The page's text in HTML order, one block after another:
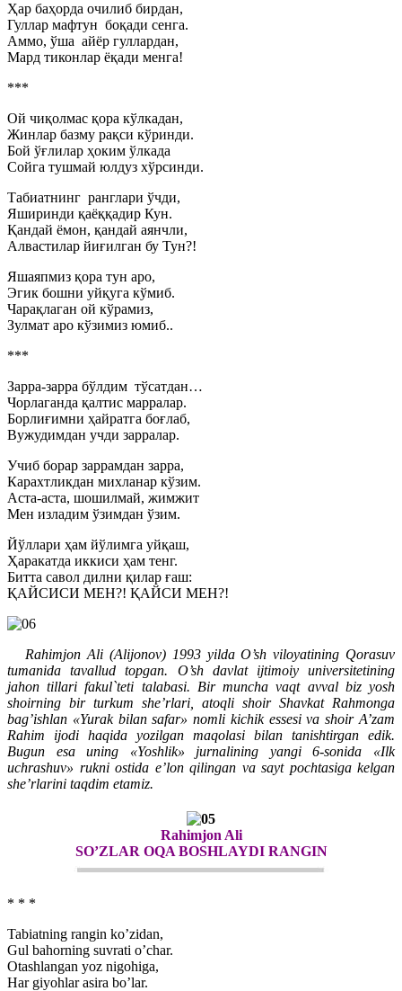
Ҳар баҳорда очилиб бирдан,
Гуллар мафтун боқади сенга.
Аммо, ўша айёр гуллардан,
Мард тиконлар ёқади менга!
***
Ой чиқолмас қора кўлкадан,
Жинлар базму рақси кўринди.
Бой ўғлилар ҳоким ўлкада
Сойга тушмай юлдуз хўрсинди.
Табиатнинг ранглари ўчди,
Яширинди қаёққадир Кун.
Қандай ёмон, қандай аянчли,
Алвастилар йиғилган бу Тун?!
Яшаяпмиз қора тун аро,
Эгик бошни уйқуга кўмиб.
Чарақлаган ой кўрамиз,
Зулмат аро кўзимиз юмиб..
***
Зарра-зарра бўлдим тўсатдан…
Чорлаганда қалтис марралар.
Борлиғимни ҳайратга боғлаб,
Вужудимдан учди зарралар.
Учиб борар заррамдан зарра,
Карахтликдан михланар кўзим.
Аста-аста, шошилмай, жимжит
Мен изладим ўзимдан ўзим.
Йўллари ҳам йўлимга уйқаш,
Ҳаракатда иккиси ҳам тенг.
Битта савол дилни қилар ғаш:
ҚАЙСИСИ МЕН?! ҚАЙСИ МЕН?!
Rahimjon Ali (Alijonov) 1993 yilda O’sh viloyatining Qorasuv
tumanida tavallud topgan. O’sh davlat ijtimoiy universitetining
jahon tillari fakul`teti talabasi. Bir muncha vaqt avval biz yosh
shoirning bir turkum she’rlari, atoqli shoir Shavkat Rahmonga
bag’ishlan «Yurak bilan safar» nomli kichik essesi va shoir A’zam
Rahim ijodi haqida yozilgan maqolasi bilan tanishtirgan edik.
Bugun esa uning «Yoshlik» jurnalining yangi 6-sonida «Ilk
uchrashuv» rukni ostida e’lon qilingan va sayt pochtasiga kelgan
she’rlarini taqdim etamiz.
Rahimjon Ali
SO’ZLAR OQA BOSHLAYDI RANGIN
* * *
Tabiatning rangin ko’zidan,
Gul bahorning suvrati o’char.
Otashlangan yoz nigohiga,
Har giyohlar asira bo’lar.